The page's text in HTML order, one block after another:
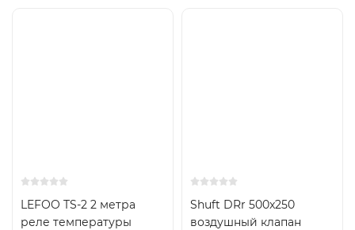
LEFOO TS-2 2 метра
реле температуры
Shuft DRr 500x250
воздушный клапан